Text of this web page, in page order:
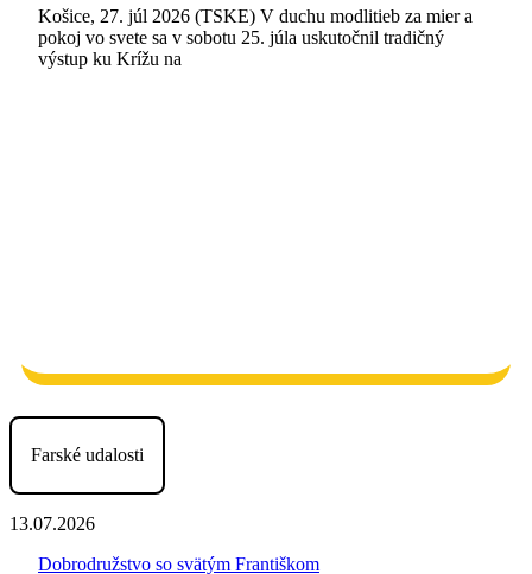
Košice, 27. júl 2026 (TSKE) V duchu modlitieb za mier a
pokoj vo svete sa v sobotu 25. júla uskutočnil tradičný
výstup ku Krížu na
Farské udalosti
13.07.2026
Dobrodružstvo so svätým Františkom